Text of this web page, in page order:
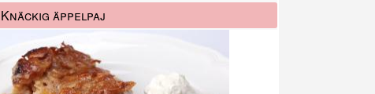
Knäckig äppelpaj